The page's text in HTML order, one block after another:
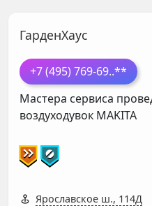
ГарденХаус
+7 (495) 769-69..**
Мастера сервиса
воздуходувок MAKITA
Ярославское ш., 114Д